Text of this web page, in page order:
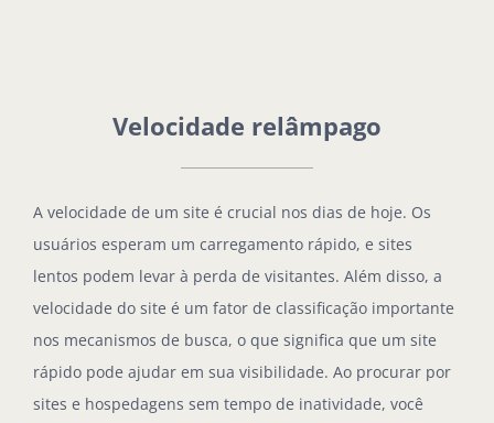
Velocidade relâmpago
A velocidade de um site é crucial nos dias de hoje. Os
usuários esperam um carregamento rápido, e sites
lentos podem levar à perda de visitantes. Além disso, a
velocidade do site é um fator de classificação importante
nos mecanismos de busca, o que significa que um site
rápido pode ajudar em sua visibilidade. Ao procurar por
sites e hospedagens sem tempo de inatividade, você